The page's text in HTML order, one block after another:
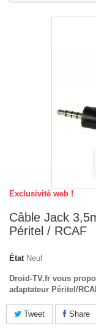
Exclusivité web !
Câble Jack
Péritel / RCAF
État Neuf
Droid-TV.fr vous
adaptateur Péritel/
Tweet Share